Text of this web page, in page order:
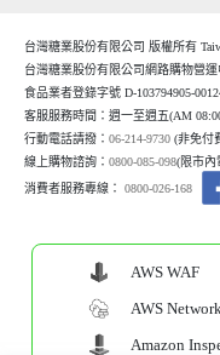
台灣糖業股份有限公司 版權所有
台灣糖業股份有限公司網路購物營運
食品業者登錄字號 D-103794905-
客服服務時間：週一至週五(AM
行動電話請撥：06-214-9730 (非免付
線上購物諮詢：0800-085-098(限市內
消費者服務專線：0800-026-168
AWS WAF
AWS
Amazon